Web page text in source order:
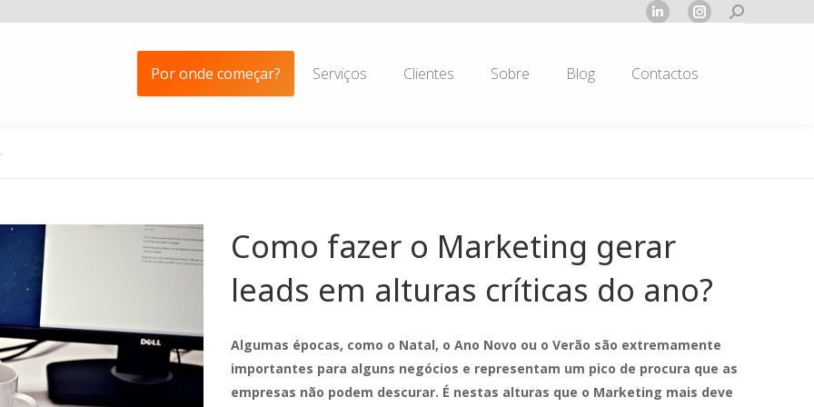
Linkedin
opens
Instagram
Search:
Por onde começar? Serviços Clientes Sobre Blog Contactos
Como fazer o Marketing gerar
leads em alturas críticas do ano?
Algumas épocas, como o Natal, o Ano Novo ou o Verão são extremamente
importantes para alguns negócios e representam um pico de procura que as
empresas não podem descurar. É nestas alturas que o Marketing mais deve